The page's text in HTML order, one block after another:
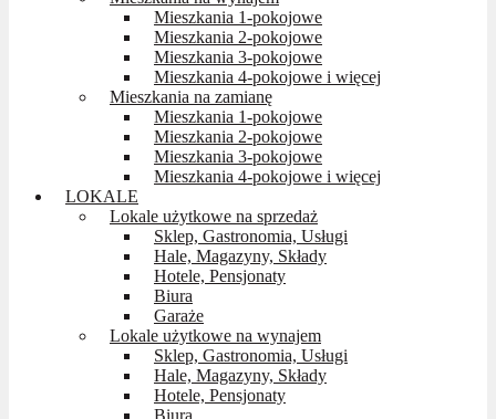
Mieszkania 1-pokojowe
Mieszkania 2-pokojowe
Mieszkania 3-pokojowe
Mieszkania 4-pokojowe i więcej
Mieszkania na zamianę
Mieszkania 1-pokojowe
Mieszkania 2-pokojowe
Mieszkania 3-pokojowe
Mieszkania 4-pokojowe i więcej
LOKALE
Lokale użytkowe na sprzedaż
Sklep, Gastronomia, Usługi
Hale, Magazyny, Składy
Hotele, Pensjonaty
Biura
Garaże
Lokale użytkowe na wynajem
Sklep, Gastronomia, Usługi
Hale, Magazyny, Składy
Hotele, Pensjonaty
Biura